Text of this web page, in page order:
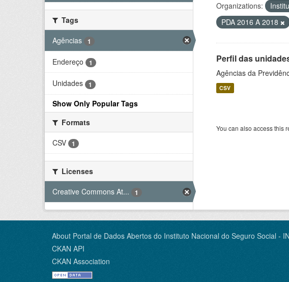
Tags
Agências
1
Endereço 1
Unidades 1
Show Only Popular Tags
Formats
CSV
1
Licenses
Creative Commons At...
1
Organizations:
PDA 2016 A 2018
Perfil das
Agências da
CSV
You can also access this
About Portal de Dados Abertos do Instituto Nacional do Seguro Social -
CKAN API
CKAN Association